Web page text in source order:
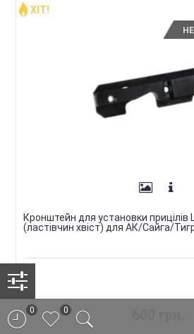
ХІТ!
Кронштейн для установки прицілів
(ластівчин хвіст) для АК/Сайга/
0 0